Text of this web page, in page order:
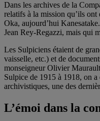
Dans les archives de la
relatifs à la mission qu’ils ont
Oka, aujourd’hui
Jean Rey-Regazzi, mais qui
Les Sulpiciens étaient de
vaisselle, etc.) et de
monseigneur Olivier
Sulpice de 1915 à 1918, on a
archivistiques, une des
L’émoi dans la